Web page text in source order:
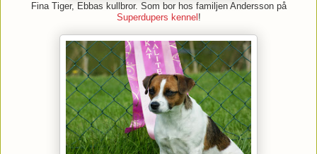
Fina Tiger, Ebbas kullbror. Som bor hos familjen Andersson på
Superdupers kennel !